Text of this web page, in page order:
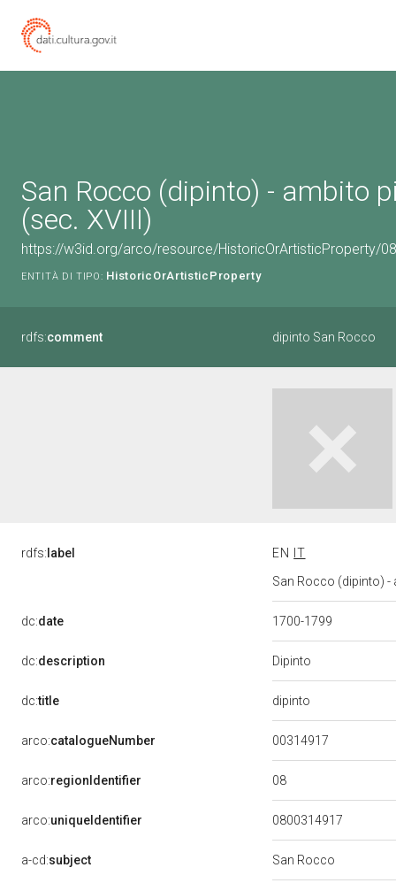
San Rocco (dipinto) - ambito
(sec. XVIII)
https://w3id.org/arco/resource/HistoricOrArtisticProperty/
ENTITÀ DI TIPO: HistoricOrArtisticProperty
rdfs:comment dipinto San Rocco
rdfs: label EN
IT
San Rocco (dipinto) -
dc:date 1700-1799
dc:description Dipinto
dc:title dipinto
arco:catalogueNumber 00314917
arco:regionIdentifier 08
arco:uniqueIdentifier 0800314917
a-cd:subject San Rocco